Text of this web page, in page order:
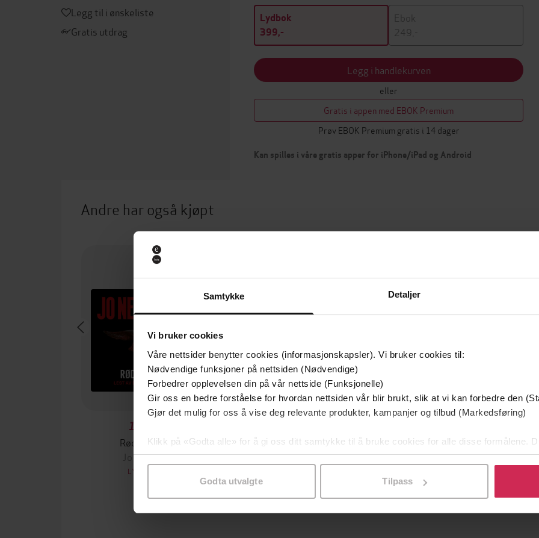
Samtykke Detaljer
Vi bruker cookies
Våre nettsider benytter cookies (informasjonskapsler). Vi bruker cookies til:
Nødvendige funksjoner på nettsiden (Nødvendige)
Forbedrer opplevelsen din på vår nettside (Funksjonelle)
Gir oss en bedre forståelse for hvordan nettsiden vår blir brukt, slik at vi kan forbedre den
Gjør det mulig for oss å vise deg relevante produkter, kampanjer og tilbud (Markedsføring)
Klikk på «Godta alle» for å gi oss ditt samtykke til å bruke cookies for alle disse formålene.
samtykke til spesifikke formål ved å klikke på «Tilpass». Du kan når som helst trekke
Godta utvalgte Tilpass
Legg til i ønskeliste
Gratis utdrag
Lydbok
399,-
Ebok
249,-
Legg i handlekurven
eller
Gratis i appen med EBOK Premium
Prøv EBOK Premium gratis i 14 dager
Kan spilles i våre gratis apper for iPhone/iPad og Android
Andre har også kjøpt
169,-
Rødstrupe
Jo Nesbø
LYDBOK
Flaggermusmannen
Jo Nesbø
Kakerlakkene
Jo Nesbø